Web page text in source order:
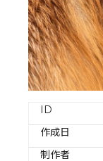
ID
作成日
制作者